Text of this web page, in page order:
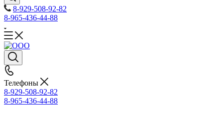
8-929-508-92-82
8-965-436-44-88
Телефоны
8-929-508-92-82
8-965-436-44-88